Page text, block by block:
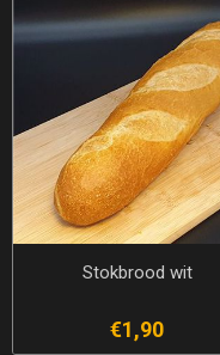
Stokbrood wit
€1,90